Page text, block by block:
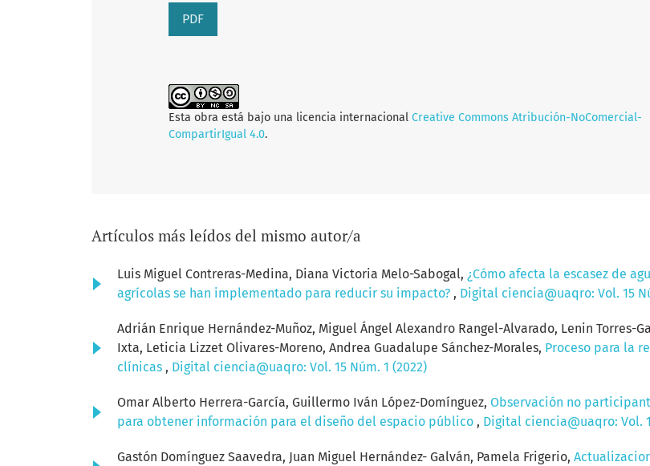
PDF
Esta obra está bajo una licencia internacional Creative Commons Atribución-NoComercial-
CompartirIgual 4.0.
Artículos más leídos del mismo autor/a
Luis Miguel Contreras-Medina, Diana Victoria Melo-Sabogal, ¿Cómo afecta la escasez de
agrícolas se han implementado para reducir su impacto? , Digital ciencia@uaqro: Vol. 15
Adrián Enrique Hernández-Muñoz, Miguel Ángel Alexandro Rangel-Alvarado, Lenin Torres-
Ixta, Leticia Lizzet Olivares-Moreno, Andrea Guadalupe Sánchez-Morales, Proceso para la
clínicas , Digital ciencia@uaqro: Vol. 15 Núm. 1 (2022)
Omar Alberto Herrera-García, Guillermo Iván López-Domínguez, Observación no
para obtener información para el diseño del espacio público , Digital ciencia@uaqro: Vol.
Gastón Domínguez Saavedra, Juan Miguel Hernández- Galván, Pamela Frigerio,